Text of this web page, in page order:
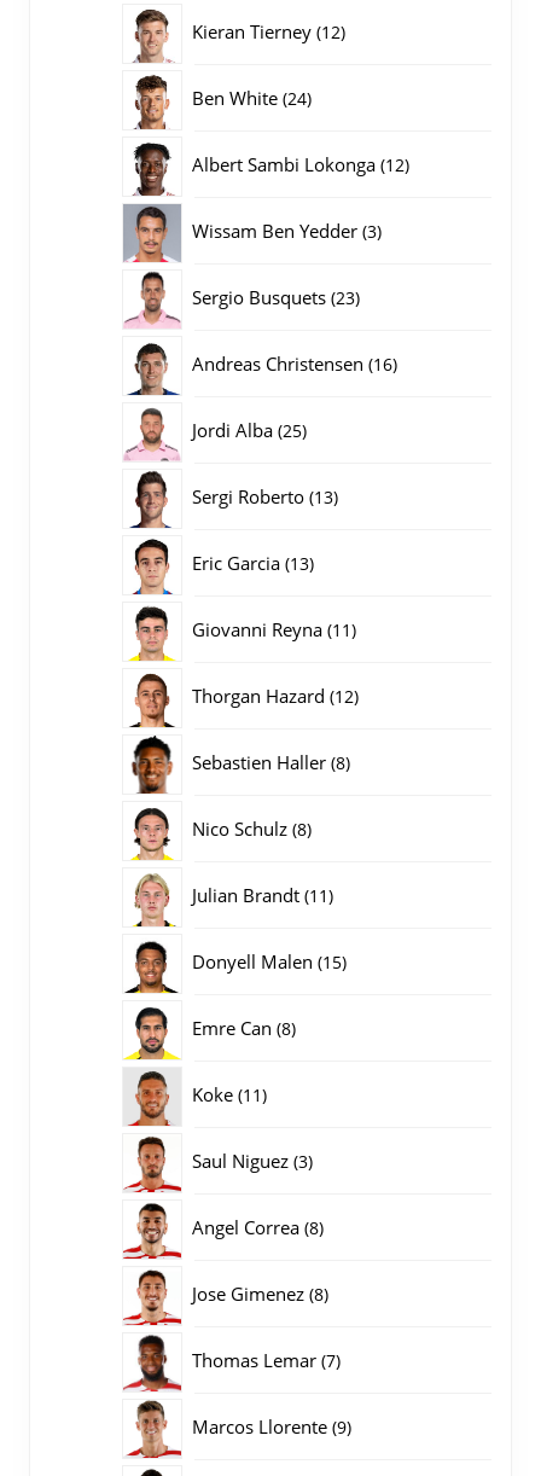
Kieran Tierney 1212
Ben White 2424
Albert Sambi Lokonga 1212
Wissam Ben Yedder 33
Sergio Busquets 2323
Andreas Christensen 1616
Jordi Alba 2525
Sergi Roberto 1313
Eric Garcia 1313
Giovanni Reyna 1111
Thorgan Hazard 1212
Sebastien Haller 88
Nico Schulz 88
Julian Brandt 1111
Donyell Malen 1515
Emre Can 88
Koke 1111
Saul Niguez 33
Angel Correa 88
Jose Gimenez 88
Thomas Lemar 77
Marcos Llorente 99